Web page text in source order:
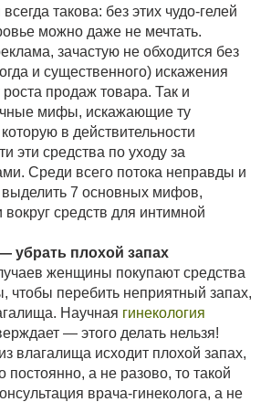
такова: без этих чудо-гелей
можно даже не мечтать.
зачастую не обходится без
и существенного) искажения
продаж товара. Так и
мифы, искажающие ту
в действительности
эти средства по уходу за
Среди всего потока неправды и
7 основных мифов,
вокруг средств для интимной
убрать плохой запах
женщины покупают средства
чтобы перебить неприятный запах,
Научная гинекология
— этого делать нельзя!
влагалища исходит плохой запах,
постоянно, а не разово, то такой
врача-гинеколога, а не